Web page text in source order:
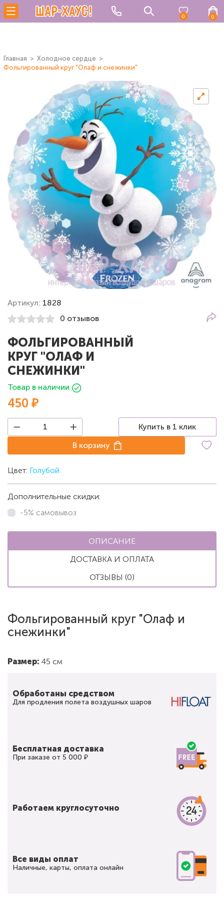
0 0
Главная
Холодное сердце
Фольгированный круг "Олаф и снежинки"
Артикул: 1828
0 отзывов
ФОЛЬГИРОВАННЫЙ
КРУГ "ОЛАФ И
СНЕЖИНКИ"
Товар в наличии
450 ₽
Купить в 1 клик
В корзину
Цвет: Голубой
Дополнительные скидки:
-5% самовывоз
ОПИСАНИЕ
ДОСТАВКА И ОПЛАТА
ОТЗЫВЫ (0)
Фольгированный круг "Олаф и
снежинки"
Размер: 45 см
Обработаны средством
Для продления полета воздушных шаров
Бесплатная доставка
При заказе от 5 000 ₽
Работаем круглосуточно
Все виды оплат
Наличные, карты, оплата онлайн